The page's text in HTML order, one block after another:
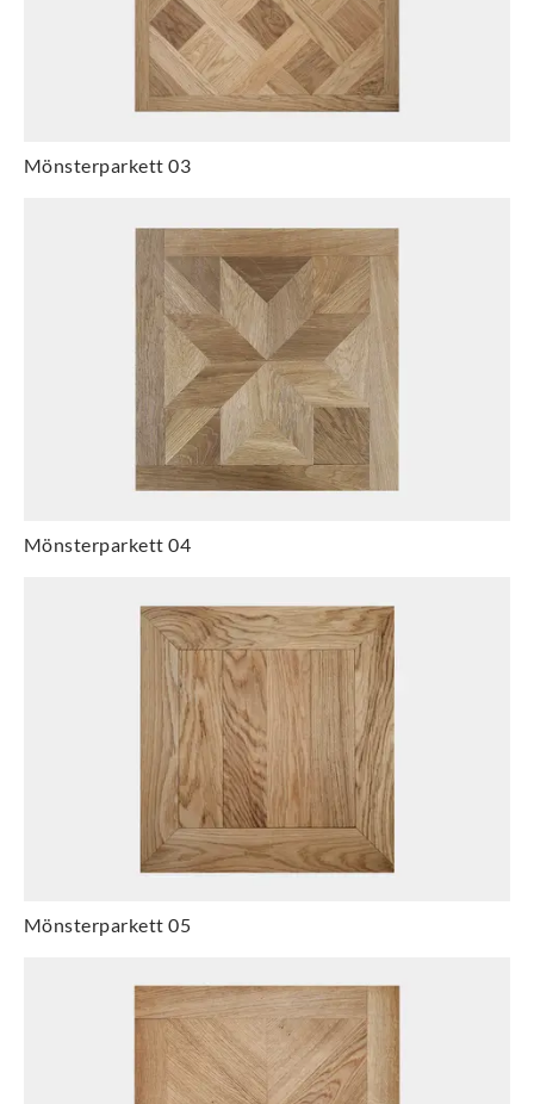
Mönsterparkett 03
Mönsterparkett 04
Mönsterparkett 05